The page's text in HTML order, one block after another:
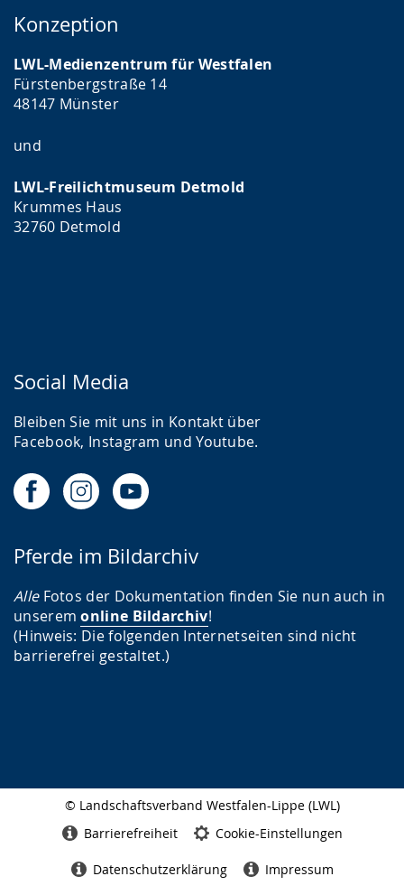
Konzeption
LWL-Medienzentrum für Westfalen
Fürstenbergstraße 14
48147 Münster
und
LWL-Freilichtmuseum Detmold
Krummes Haus
32760 Detmold
Social Media
Bleiben Sie mit uns in Kontakt über
Facebook, Instagram und Youtube.
Pferde im Bildarchiv
AlleFotos der Dokumentation finden Sie nun auch in
unseremonline Bildarchiv!
(Hinweis: Die folgenden Internetseiten sind nicht
barrierefrei gestaltet.)
© Landschaftsverband Westfalen-Lippe (LWL)
Barrierefreiheit Cookie-Einstellungen
Datenschutzerklärung Impressum